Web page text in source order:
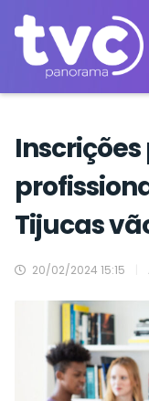
Tijucas
20/02/2024 15:15